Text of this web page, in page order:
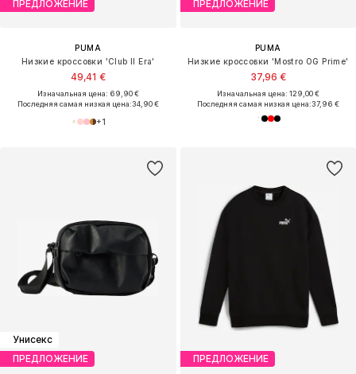
ПРЕДЛОЖЕНИЕ
PUMA
Низкие кроссовки 'Club II Era'
49,41 €
Изначальная цена: 69,90 €
Последняя самая низкая цена:34,90 €
+1
ПРЕДЛОЖЕНИЕ
PUMA
Низкие кроссовки 'Mostro OG Prime'
37,96 €
Изначальная цена: 129,00 €
Последняя самая низкая цена:37,96 €
Унисекс
ПРЕДЛОЖЕНИЕ
ПРЕДЛОЖЕНИЕ